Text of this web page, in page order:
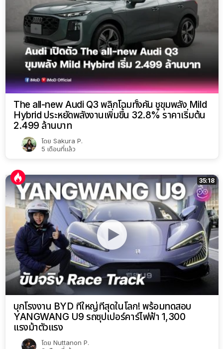
The all-new Audi Q3 พลิกโฉมทั้งคัน ชูขุมพลัง Mild
Hybrid ประหยัดพลังงานเพิ่มขึ้น 32.8% ราคาเริ่มต้น
2.499 ล้านบาท
โดย Sakura P.
5 เดือนที่แล้ว
35:18
บุกโรงงาน BYD ที่ใหญ่ที่สุดในโลก! พร้อมทดสอบ
YANGWANG U9 รถซุปเปอร์คาร์ไฟฟ้า 1,300
แรงม้าตัวแรง
โดย Nuttanon P.